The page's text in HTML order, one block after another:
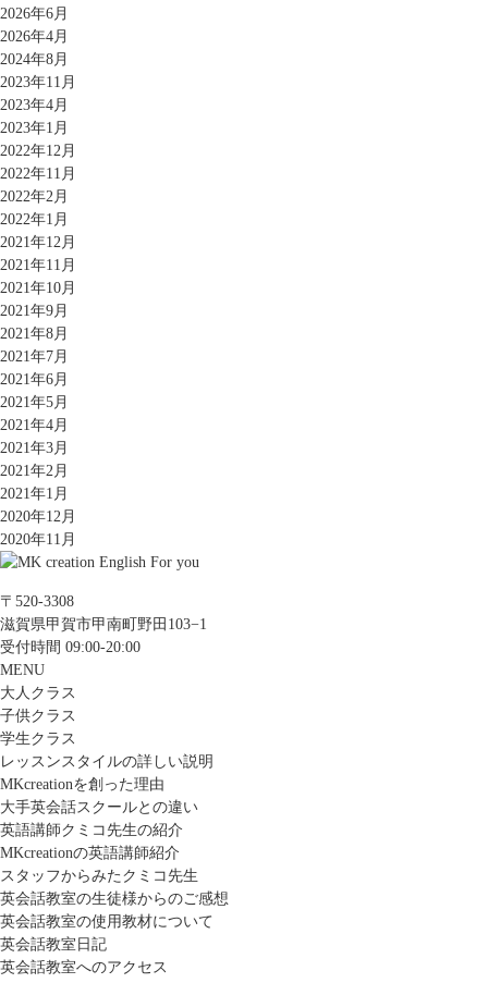
2026年6月
2026年4月
2024年8月
2023年11月
2023年4月
2023年1月
2022年12月
2022年11月
2022年2月
2022年1月
2021年12月
2021年11月
2021年10月
2021年9月
2021年8月
2021年7月
2021年6月
2021年5月
2021年4月
2021年3月
2021年2月
2021年1月
2020年12月
2020年11月
〒520-3308
滋賀県甲賀市甲南町野田103−1
受付時間 09:00-20:00
MENU
大人クラス
子供クラス
学生クラス
レッスンスタイルの詳しい説明
MKcreationを創った理由
大手英会話スクールとの違い
英語講師クミコ先生の紹介
MKcreationの英語講師紹介
スタッフからみたクミコ先生
英会話教室の生徒様からのご感想
英会話教室の使用教材について
英会話教室日記
英会話教室へのアクセス